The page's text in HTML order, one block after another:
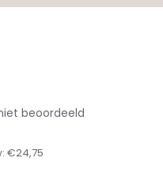
beoordeeld
€24,75